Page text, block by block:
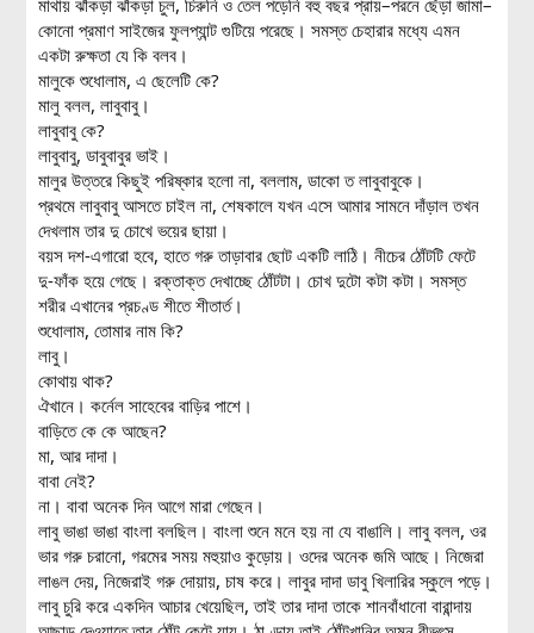
মাথায় ঝাঁকড়া ঝাঁকড়া চুল, চিরুনি ও তেল পড়েনি বহু বছর প্রায়–পরনে ছেঁড়া জামা–
কোনো প্রমাণ সাইজের ফুলপ্যান্ট গুটিয়ে পরেছে। সমস্ত চেহারার মধ্যে এমন
একটা রুক্ষতা যে কি বলব।
মালুকে শুধোলাম, এ ছেলেটি কে?
মালু বলল, লাবুবাবু।
লাবুবাবু কে?
লাবুবাবু, ডাবুবাবুর ভাই।
মালুর উত্তরে কিছুই পরিষ্কার হলো না, বললাম, ডাকো ত লাবুবাবুকে।
প্রথমে লাবুবাবু আসতে চাইল না, শেষকালে যখন এসে আমার সামনে দাঁড়াল তখন
দেখলাম তার দু চোখে ভয়ের ছায়া।
বয়স দশ-এগারো হবে, হাতে গরু তাড়াবার ছোট একটি লাঠি। নীচের ঠোঁটটি ফেটে
দু-ফাঁক হয়ে গেছে। রক্তাক্ত দেখাচ্ছে ঠোঁটটা। চোখ দুটো কটা কটা। সমস্ত
শরীর এখানের প্রচণ্ড শীতে শীতার্ত।
শুধোলাম, তোমার নাম কি?
লাবু।
কোথায় থাক?
ঐখানে। কর্নেল সাহেবের বাড়ির পাশে।
বাড়িতে কে কে আছেন?
মা, আর দাদা।
বাবা নেই?
না। বাবা অনেক দিন আগে মারা গেছেন।
লাবু ভাঙা ভাঙা বাংলা বলছিল। বাংলা শুনে মনে হয় না যে বাঙালি। লাবু বলল, ওর
ভার গরু চরানো, গরমের সময় মহুয়াও কুড়োয়। ওদের অনেক জমি আছে। নিজেরা
লাঙল দেয়, নিজেরাই গরু দোয়ায়, চাষ করে। লাবুর দাদা ডাবু খিলারির স্কুলে পড়ে।
লাবু চুরি করে একদিন আচার খেয়েছিল, তাই তার দাদা তাকে শানবাঁধানো বারান্দায়